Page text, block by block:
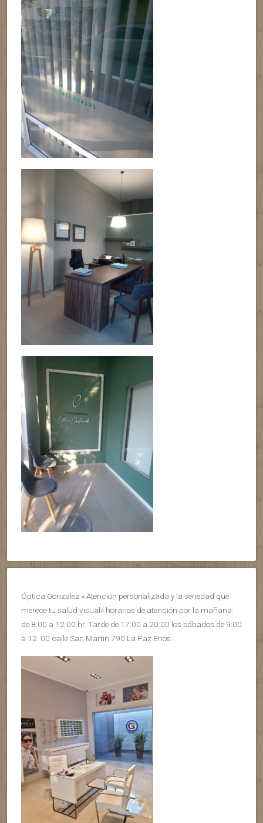
Óptica Gonzalez » Atención personalizada y la seriedad que
merece tu salud visual» horarios de atención por la mañana:
de 8:00 a 12:00 hr. Tarde de 17:00 a 20:00 los sábados de 9:00
a 12: 00 calle San Martin 790 La Paz Erios.